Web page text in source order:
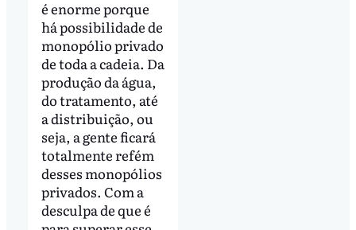
é enorme porque
há possibilidade de
monopólio privado
de toda a cadeia. Da
produção da água,
do tratamento, até
a distribuição, ou
seja, a gente ficará
totalmente refém
desses monopólios
privados. Com a
desculpa de que é